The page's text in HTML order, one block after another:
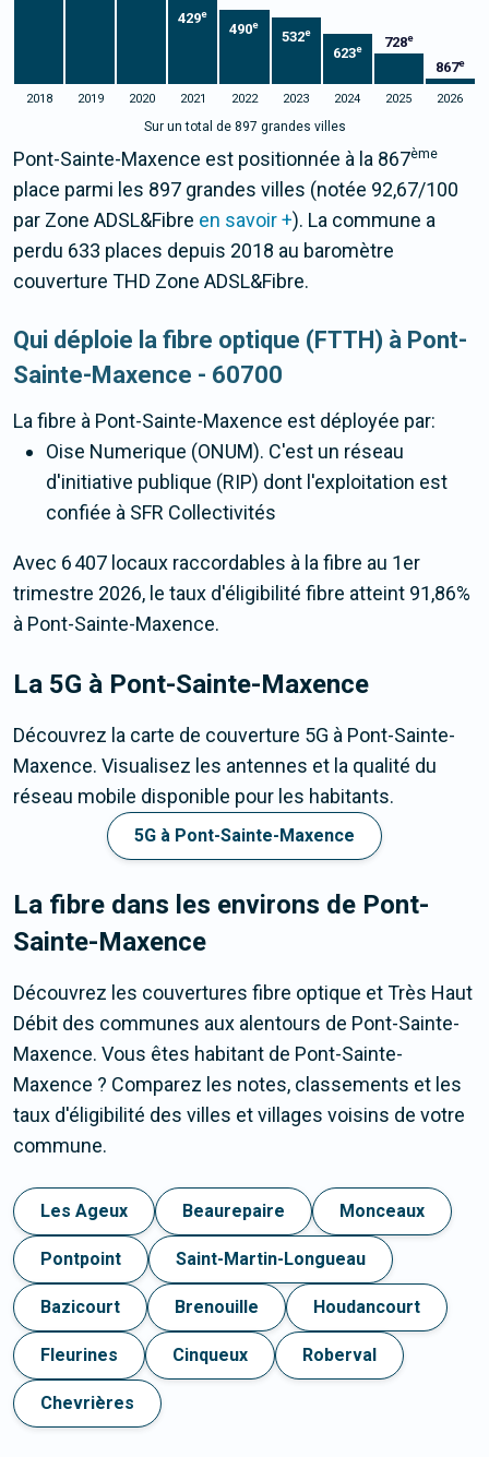
429e
490e
532e
623e 728e
867e
2018 2019 2020 2021 2022 2023 2024 2025 2026
Sur un total de 897 grandes villes
Pont-Sainte-Maxence est positionnée à la 867ème
place parmi les 897 grandes villes (notée 92,67/100
par Zone ADSL&Fibre en savoir +). La commune a
perdu 633 places depuis 2018 au baromètre
couverture THD Zone ADSL&Fibre.
Qui déploie la fibre optique (FTTH) à Pont-
Sainte-Maxence - 60700
La fibre à Pont-Sainte-Maxence est déployée par:
Oise Numerique (ONUM). C'est un réseau
d'initiative publique (RIP) dont l'exploitation est
confiée à SFR Collectivités
Avec 6 407 locaux raccordables à la fibre au 1er
trimestre 2026, le taux d'éligibilité fibre atteint 91,86%
à Pont-Sainte-Maxence.
La 5G à Pont-Sainte-Maxence
Découvrez la carte de couverture 5G à Pont-Sainte-
Maxence. Visualisez les antennes et la qualité du
réseau mobile disponible pour les habitants.
5G à Pont-Sainte-Maxence
La fibre dans les environs de Pont-
Sainte-Maxence
Découvrez les couvertures fibre optique et Très Haut
Débit des communes aux alentours de Pont-Sainte-
Maxence. Vous êtes habitant de Pont-Sainte-
Maxence ? Comparez les notes, classements et les
taux d'éligibilité des villes et villages voisins de votre
commune.
Les Ageux Beaurepaire Monceaux
Pontpoint Saint-Martin-Longueau
Bazicourt Brenouille Houdancourt
Fleurines Cinqueux Roberval
Chevrières